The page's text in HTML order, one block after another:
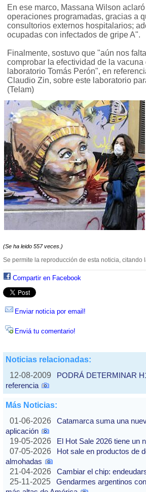
En ese marco, Massana Wilson
operaciones programadas, gracias a
consultorios externos hospitalarios;
ocupadas con infectados de gripe A".
Finalmente, sostuvo que "aún nos
comprobar la efectividad de la
laboratorio Tomás Perón", en
Claudio Zin, sobre este laboratorio
(Telam)
(Se ha leido 557 veces.)
Se permite la reproducción de esta noticia, citando
Compartir en Facebook
Enviar noticia por email!
Enviá tu comentario!
Noticias relacionadas:
12-08-2009
PODRÁ DETERMINAR
referencia
Más Noticias:
01-06-2026
Catamarca suma una
aplicación
19-05-2026
El Hot Sale 2026 tiene un
07-05-2026
Hot sale en productos de
almohadas
21-04-2026
Cambiar el chip:
25-11-2025
Gendarmes argentinos